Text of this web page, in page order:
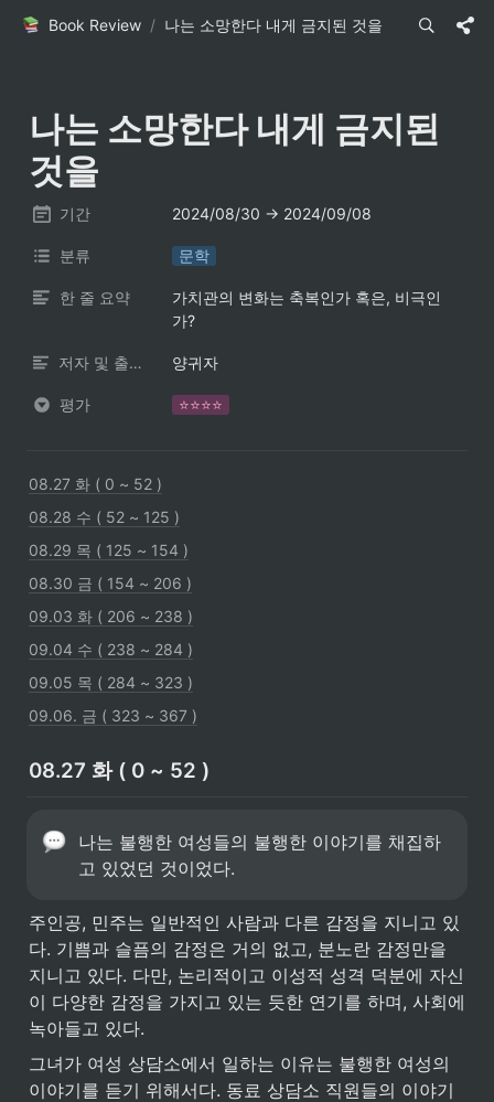
Book Review / 나는 소망한다 내게 금지된 것을
나는 소망한다 내게 금지된
것을
기간 2024/08/30 → 2024/09/08
분류 문학
한 줄 요약
가치관의 변화는 축복인가 혹은, 비극인
가?
저자 및 출판사 양귀자
평가 ⭐️⭐️⭐️⭐️
08.27 화 ( 0 ~ 52 )
08.28 수 ( 52 ~ 125 )
08.29 목 ( 125 ~ 154 )
08.30 금 ( 154 ~ 206 )
09.03 화 ( 206 ~ 238 )
09.04 수 ( 238 ~ 284 )
09.05 목 ( 284 ~ 323 )
09.06. 금 ( 323 ~ 367 )
08.27 화 ( 0 ~ 52 )
나는 불행한 여성들의 불행한 이야기를 채집하
고 있었던 것이었다.
주인공, 민주는 일반적인 사람과 다른 감정을 지니고 있
다. 기쁨과 슬픔의 감정은 거의 없고, 분노란 감정만을
지니고 있다. 다만, 논리적이고 이성적 성격 덕분에 자신
이 다양한 감정을 가지고 있는 듯한 연기를 하며, 사회에
녹아들고 있다.
그녀가 여성 상담소에서 일하는 이유는 불행한 여성의
이야기를 듣기 위해서다. 동료 상담소 직원들의 이야기